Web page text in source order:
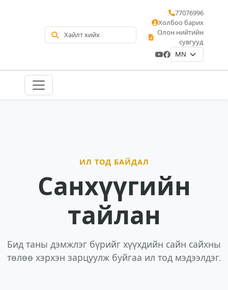
77076996
Холбоо барих
Олон нийтийн
сувгууд
ИЛ ТОД БАЙДАЛ
Санхүүгийн
тайлан
Бид таны дэмжлэг бүрийг хүүхдийн сайн сайхны
төлөө хэрхэн зарцуулж буйгаа ил тод мэдээлдэг.